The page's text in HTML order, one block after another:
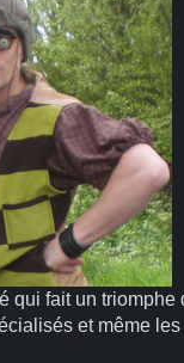
qui fait un
et même